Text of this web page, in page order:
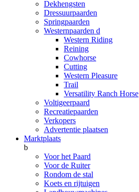
Dekhengsten
Dressuurpaarden
Springpaarden
Westernpaarden d
Western Riding
Reining
Cowhorse
Cutting
Western Pleasure
Trail
Versatility Ranch Horse
Voltigeerpaard
Recreatiepaarden
Verkopers
Advertentie plaatsen
Marktplaats
b
Voor het Paard
Voor de Ruiter
Rondom de stal
Koets en rijtuigen